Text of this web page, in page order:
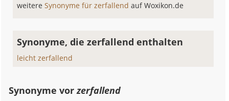
weitereSynonyme für zerfallendauf Woxikon.de
Synonyme, die zerfallend enthalten
leicht zerfallend
Synonyme vorzerfallend